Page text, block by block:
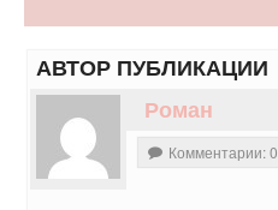
АВТОР ПУБЛИКАЦИИ
Роман
Комментарии: 0